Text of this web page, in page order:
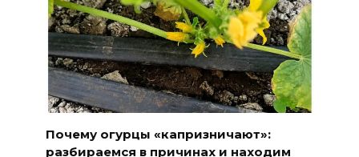
Почему огурцы «капризничают»:
разбираемся в причинах и находим